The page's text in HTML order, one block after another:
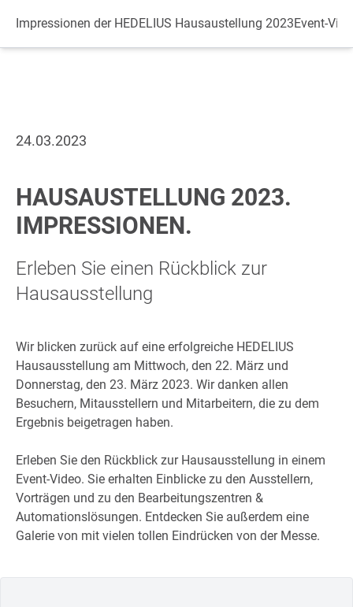
Impressionen der HEDELIUS Hausaustellung 2023Event-
24.03.2023
HAUSAUSTELLUNG 2023.
IMPRESSIONEN.
Erleben Sie einen Rückblick zur
Hausausstellung
Wir blicken zurück auf eine erfolgreiche HEDELIUS
Hausausstellung am Mittwoch, den 22. März und
Donnerstag, den 23. März 2023. Wir danken allen
Besuchern, Mitausstellern und Mitarbeitern, die zu dem
Ergebnis beigetragen haben.
Erleben Sie den Rückblick zur Hausausstellung in einem
Event-Video. Sie erhalten Einblicke zu den Ausstellern,
Vorträgen und zu den Bearbeitungszentren &
Automationslösungen. Entdecken Sie außerdem eine
Galerie von mit vielen tollen Eindrücken von der Messe.